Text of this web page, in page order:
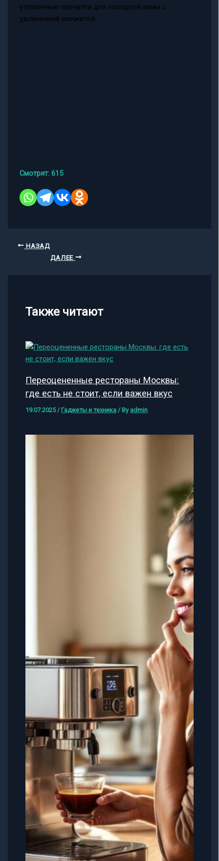
утепленные перчатки для холодной зимы с
удлиненной манжетой.
Смотрят: 615
НАЗАД
ДАЛЕЕ
Также читают
Переоцененные рестораны Москвы:
где есть не стоит, если важен вкус
19.07.2025/ Гаджеты и техника / By admin